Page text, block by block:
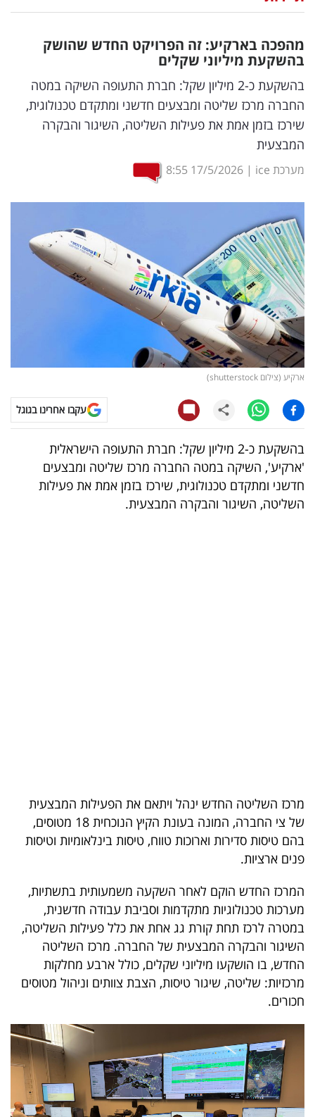
דיגיטל
וטק
שיווק
ופרסום
משפט
מדדים
ומחקרים
דעות
רכילות
עסקית
קריפטו
ויראלי
טלוויזיה
עסקי
ספורט
קריירה
5
המילון
הכלכלי
פודקאסט
40
UNDER
40
פעולה
דרושים
מהפכה בארקיע: זה הפרויקט החדש שהושק
בהשקעת מיליוני שקלים
בהשקעת כ-2 מיליון שקל: חברת התעופה השיקה במטה
החברה מרכז שליטה ומבצעים חדשני ומתקדם טכנולוגית,
שירכז בזמן אמת את פעילות השליטה, השיגור והבקרה
המבצעית
מערכת ice |
17/5/2026
8:55
ארקיע (צילום shutterstock)
עקבו אחרינו בגוגל
בהשקעת כ-2 מיליון שקל: חברת התעופה הישראלית
'ארקיע', השיקה במטה החברה מרכז שליטה ומבצעים
חדשני ומתקדם טכנולוגית, שירכז בזמן אמת את פעילות
השליטה, השיגור והבקרה המבצעית.
מרכז השליטה החדש ינהל ויתאם את הפעילות המבצעית
של צי החברה, המונה בעונת הקיץ הנוכחית 18 מטוסים,
בהם טיסות סדירות וארוכות טווח, טיסות בינלאומיות וטיסות
פנים ארציות.
המרכז החדש הוקם לאחר השקעה משמעותית בתשתיות,
מערכות טכנולוגיות מתקדמות וסביבת עבודה חדשנית,
במטרה לרכז תחת קורת גג אחת את כלל פעילות השליטה,
השיגור והבקרה המבצעית של החברה. מרכז השליטה
החדש, בו הושקעו מיליוני שקלים, כולל ארבע מחלקות
מרכזיות: שליטה, שיגור טיסות, הצבת צוותים וניהול מטוסים
חכורים.